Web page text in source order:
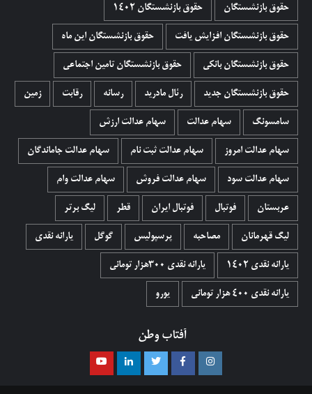
حقوق بازنشستگان حقوق بازنشستگان 1402
حقوق بازنشستگان افزایش یافت حقوق بازنشستگان این ماه
حقوق بازنشستگان بانکی حقوق بازنشستگان تامین اجتماعی
حقوق بازنشستگان جدید رئال مادرید رسانه رقابت زمین
سامسونگ سهام عدالت سهام عدالت ارزش
سهام عدالت امروز سهام عدالت ثبت نام سهام عدالت جاماندگان
سهام عدالت سود سهام عدالت فروش سهام عدالت وام
عربستان فوتبال فوتبال ایران قطر لیگ برتر
لیگ قهرمانان مصاحبه پرسپولیس گوگل یارانه نقدی
یارانه نقدی 1402 یارانه نقدی ۳۰۰هزار تومانی
یارانه نقدی ۴۰۰ هزار تومانی یورو
آفتاب وطن
اینستاگرامفیسبوکتوییتر لینکدینیوتیوب